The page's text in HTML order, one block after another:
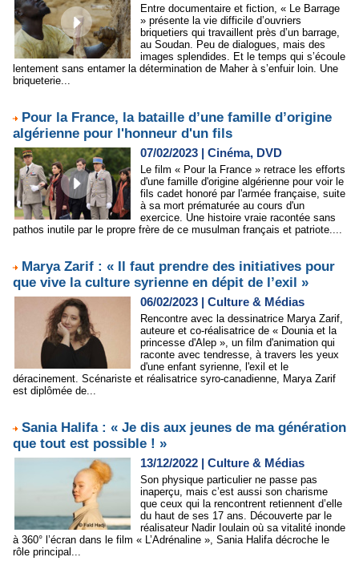
Entre documentaire et fiction, « Le Barrage
» présente la vie difficile d’ouvriers
briquetiers qui travaillent près d’un barrage,
au Soudan. Peu de dialogues, mais des
images splendides. Et le temps qui s’écoule
lentement sans entamer la détermination de Maher à s’enfuir loin. Une
briqueterie...
Pour la France, la bataille d’une famille d’origine
algérienne pour l'honneur d'un fils
07/02/2023 | Cinéma, DVD
Le film « Pour la France » retrace les efforts
d'une famille d'origine algérienne pour voir le
fils cadet honoré par l'armée française, suite
à sa mort prématurée au cours d'un
exercice. Une histoire vraie racontée sans
pathos inutile par le propre frère de ce musulman français et patriote....
Marya Zarif : « Il faut prendre des initiatives pour
que vive la culture syrienne en dépit de l’exil »
06/02/2023 | Culture & Médias
Rencontre avec la dessinatrice Marya Zarif,
auteure et co-réalisatrice de « Dounia et la
princesse d'Alep », un film d'animation qui
raconte avec tendresse, à travers les yeux
d'une enfant syrienne, l'exil et le
déracinement. Scénariste et réalisatrice syro-canadienne, Marya Zarif
est diplômée de...
Sania Halifa : « Je dis aux jeunes de ma génération
que tout est possible ! »
13/12/2022 | Culture & Médias
Son physique particulier ne passe pas
inaperçu, mais c’est aussi son charisme
que ceux qui la rencontrent retiennent d’elle
du haut de ses 17 ans. Découverte par le
réalisateur Nadir Ioulain où sa vitalité inonde
à 360° l’écran dans le film « L’Adrénaline », Sania Halifa décroche le
rôle principal...